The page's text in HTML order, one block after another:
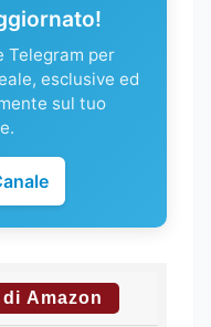
Telegram per
esclusive ed
sul tuo